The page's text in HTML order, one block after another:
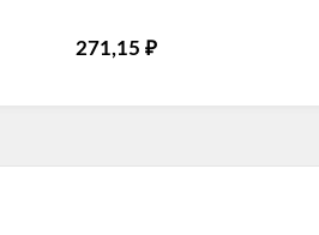
271,15 ₽